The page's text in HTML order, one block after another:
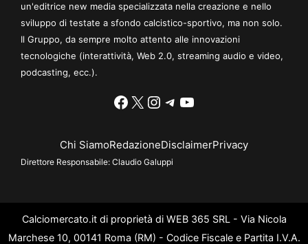
un'editrice new media specializzata nella creazione e nello
sviluppo di testate a sfondo calcistico-sportivo, ma non solo.
Il Gruppo, da sempre molto attento alle innovazioni
tecnologiche (interattività, Web 2.0, streaming audio e video,
podcasting, ecc.).
Facebook
X Instagram
Telegram
YouTube
Chi SiamoRedazioneDisclaimerPrivacy
Direttore Responsabile: Claudio Galuppi
Calciomercato.it di proprietà di WEB 365 SRL - Via Nicola
Marchese 10, 00141 Roma (RM) - Codice Fiscale e Partita I.V.A.